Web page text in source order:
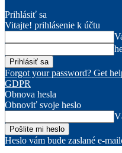
Prihlásiť sa
Vitajte! prihlásenie k účtu
Forgot your password? Get
GDPR
Obnova hesla
Obnoviť svoje heslo
Heslo vám bude zaslané e-